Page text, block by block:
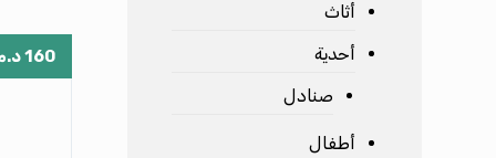
160
أثاث
أحدية
صنادل
أطفال